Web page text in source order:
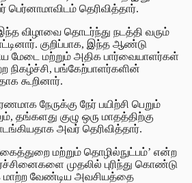
பெர்னாமாவிடம் தெரிவித்தார்.
விழாவை தொடர்ந்து நடத்தி வரும்
குறிப்பாக, இந்த ஆண்டு
மேடை மற்றும் அதிக பார்வையாளர்கள்
நிகழ்ச்சி, பங்கேற்பாளர்களின்
கூறினார்.
நேருக்கு நேர் பயிற்சி பெறும்
தங்களது குழு ஒரு மாதத்திற்கு
அவர் தெரிவித்தார்.
மற்றும் தொழில்நுட்பம்’ என்ற
முதலில் புரிந்து கொண்டு
வேண்டிய அவசியத்தை